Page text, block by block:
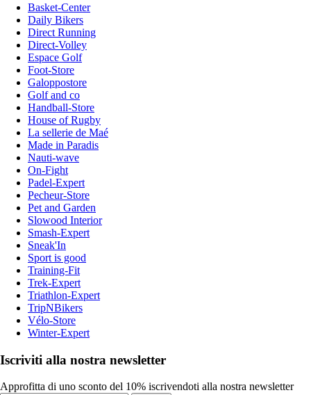
Basket-Center
Daily Bikers
Direct Running
Direct-Volley
Espace Golf
Foot-Store
Galoppostore
Golf and co
Handball-Store
House of Rugby
La sellerie de Maé
Made in Paradis
Nauti-wave
On-Fight
Padel-Expert
Pecheur-Store
Pet and Garden
Slowood Interior
Smash-Expert
Sneak'In
Sport is good
Training-Fit
Trek-Expert
Triathlon-Expert
TripNBikers
Vélo-Store
Winter-Expert
Iscriviti alla nostra newsletter
Approfitta di uno sconto del 10% iscrivendoti alla nostra newsletter